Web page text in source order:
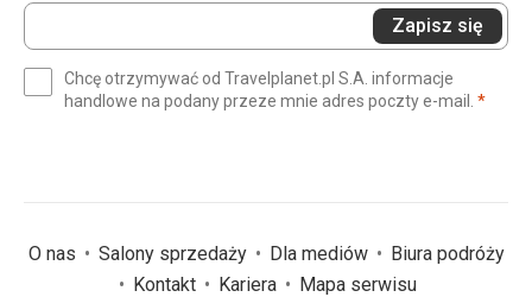
Wprowadź
swój
(wymagane)
Zapisz się
Chcę otrzymywać od Travelplanet.pl S.A. informacje
handlowe na podany przeze mnie adres poczty e-mail. *
O nas Salony sprzedaży Dla mediów
Biura podróży
Kontakt
Kariera Mapa serwisu